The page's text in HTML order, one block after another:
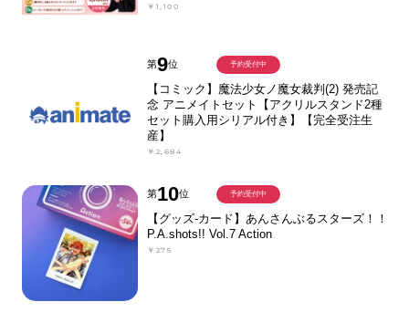
￥1,100
第9位
【コミック】魔法少女ノ魔女裁判(2) 発売記
念 アニメイトセット【アクリルスタンド2種
セット購入用シリアル付き】【完全受注生
産】
￥2,684
予約受付中
第10位
【グッズ-カード】あんさんぶるスターズ！！
P.A.shots!! Vol.7 Action
￥275
予約受付中